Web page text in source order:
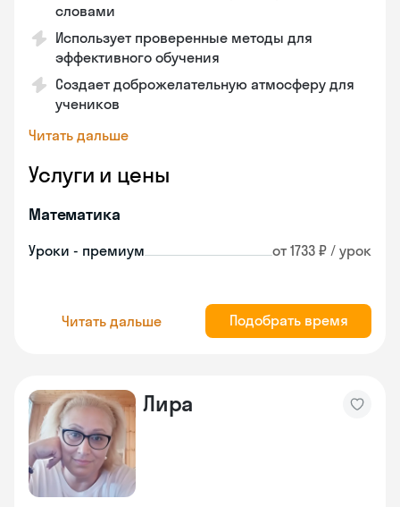
словами
Использует проверенные методы для
эффективного обучения
Создает доброжелательную атмосферу для
учеников
Читать дальше
Услуги и цены
Математика
Уроки - премиум от 1733 ₽ / урок
Читать дальше Подобрать время
Лира